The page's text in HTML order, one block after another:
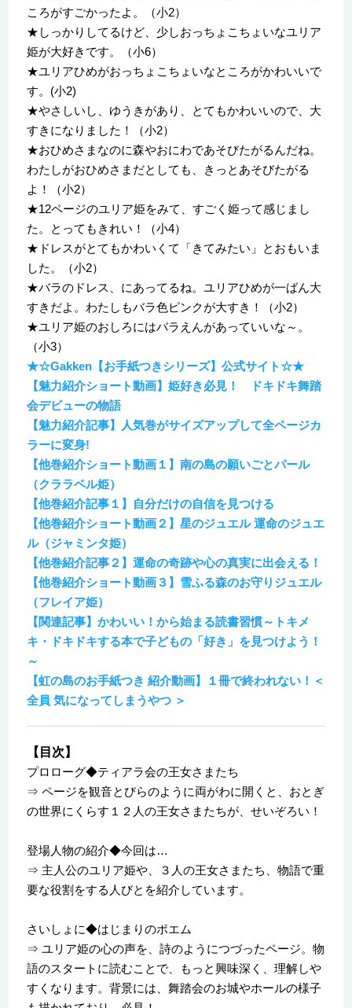
ころがすごかったよ。（小2）
★しっかりしてるけど、少しおっちょこちょいなユリア
姫が大好きです。（小6）
★ユリアひめがおっちょこちょいなところがかわいいで
す。(小2)
★やさしいし、ゆうきがあり、とてもかわいいので、大
すきになりました！（小2）
★おひめさまなのに森やおにわであそびたがるんだね。
わたしがおひめさまだとしても、きっとあそびたがる
よ！（小2）
★12ページのユリア姫をみて、すごく姫って感じまし
た。とってもきれい！（小4）
★ドレスがとてもかわいくて「きてみたい」とおもいま
した。（小2）
★バラのドレス、にあってるね。ユリアひめが一ばん大
すきだよ。わたしもバラ色ピンクが大すき！（小2）
★ユリア姫のおしろにはバラえんがあっていいな～。
（小3）
★☆Gakken【お手紙つきシリーズ】公式サイト☆★
【魅力紹介ショート動画】姫好き必見！ ドキドキ舞踏
会デビューの物語
【魅力紹介記事】人気巻がサイズアップして全ページカ
ラーに変身!
【他巻紹介ショート動画１】南の島の願いごとパール
（クララベル姫）
【他巻紹介記事１】自分だけの自信を見つける
【他巻紹介ショート動画２】星のジュエル 運命のジュエ
ル（ジャミンタ姫）
【他巻紹介記事２】運命の奇跡や心の真実に出会える！
【他巻紹介ショート動画３】雪ふる森のお守りジュエル
（フレイア姫）
【関連記事】かわいい！から始まる読書習慣～トキメ
キ・ドキドキする本で子どもの「好き」を見つけよう！
～
【虹の島のお手紙つき 紹介動画】１冊で終われない！＜
全員 気になってしまうやつ ＞
【目次】
プロローグ◆ティアラ会の王女さまたち
⇒ ページを観音とびらのように両がわに開くと、おとぎ
の世界にくらす１２人の王女さまたちが、せいぞろい！
登場人物の紹介◆今回は…
⇒ 主人公のユリア姫や、３人の王女さまたち、物語で重
要な役割をする人びとを紹介しています。
さいしょに◆はじまりのポエム
⇒ ユリア姫の心の声を、詩のようにつづったページ。物
語のスタートに読むことで、もっと興味深く、理解しや
すくなります。背景には、舞踏会のお城やホールの様子